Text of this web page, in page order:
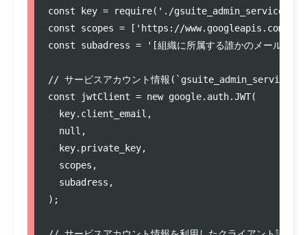
const key = require('./
const scopes = ['https://www.googleapis.com/
const subadress = '[組織に所属する誰かのメールア
// サービスアカウント情報
const jwtClient = new google.auth.JWT(
  key.client_email,
  null,
  key.private_key,
  scopes,
  subadress,
);